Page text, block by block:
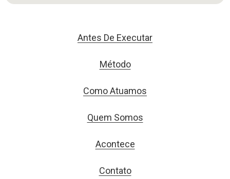
Antes De Executar
Método
Como Atuamos
Quem Somos
Acontece
Contato